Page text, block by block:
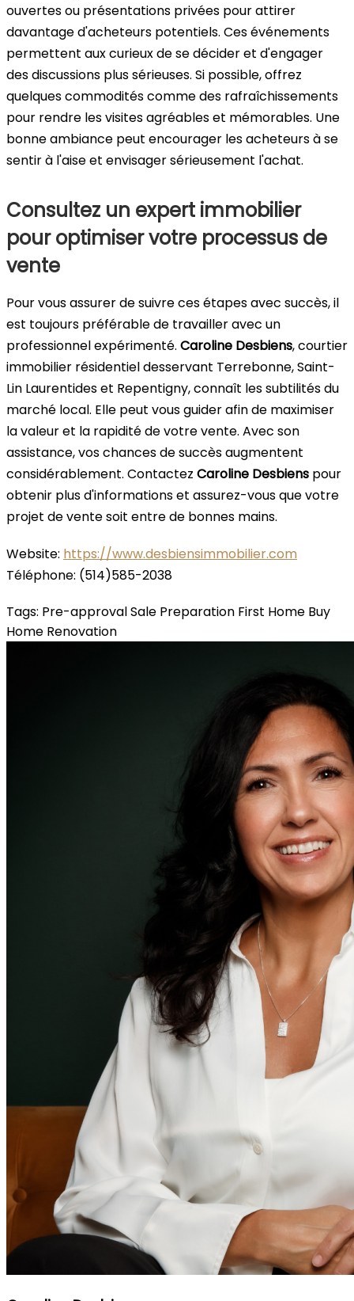
ouvertes ou présentations privées pour attirer
davantage d'acheteurs potentiels. Ces événements
permettent aux curieux de se décider et d'engager
des discussions plus sérieuses. Si possible, offrez
quelques commodités comme des rafraîchissements
pour rendre les visites agréables et mémorables. Une
bonne ambiance peut encourager les acheteurs à se
sentir à l'aise et envisager sérieusement l'achat.
Consultez un expert immobilier
pour optimiser votre processus de
vente
Pour vous assurer de suivre ces étapes avec succès, il
est toujours préférable de travailler avec un
professionnel expérimenté. Caroline Desbiens, courtier
immobilier résidentiel desservant Terrebonne, Saint-
Lin Laurentides et Repentigny, connaît les subtilités du
marché local. Elle peut vous guider afin de maximiser
la valeur et la rapidité de votre vente. Avec son
assistance, vos chances de succès augmentent
considérablement. Contactez Caroline Desbiens pour
obtenir plus d'informations et assurez-vous que votre
projet de vente soit entre de bonnes mains.
Website: https://www.desbiensimmobilier.com
Téléphone: (514)585-2038
Tags: Pre-approvalSale Preparation First Home Buy
Home Renovation